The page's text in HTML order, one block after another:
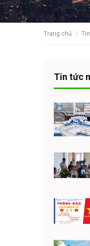
Trang chủ /
Tin tức